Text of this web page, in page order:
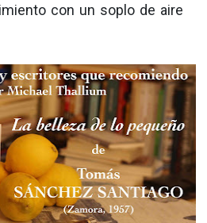
con un soplo de aire